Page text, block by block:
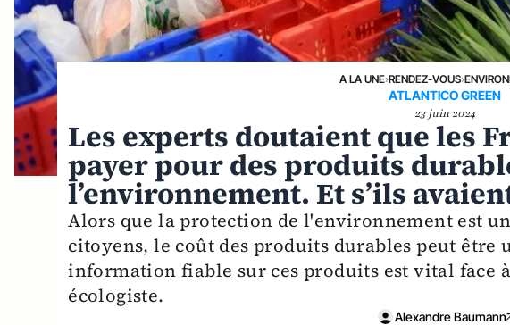
A LA UNE›RENDEZ-VOUS›
ATLANTICO GREEN
23 juin 2024
Les experts doutaient que les
payer pour des produits
l’environnement. Et s’ils
Alors que la protection de l'environnement est
citoyens, le coût des produits durables peut être
information fiable sur ces produits est vital face
écologiste.
Alexandre Baumann